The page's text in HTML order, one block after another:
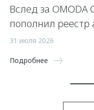
Вслед за OMODA
пополнил реестр
31 июля 2026
Подробнее